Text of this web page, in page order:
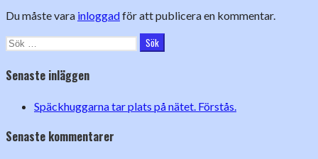
Du måste vara inloggadför att publicera en kommentar.
Sök
Senaste inläggen
Späckhuggarna tar plats på nätet. Förstås.
Senaste kommentarer